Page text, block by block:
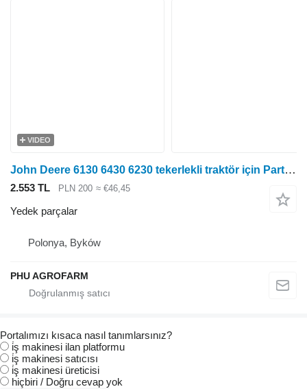
VIDEO
John Deere 6130 6430 6230 tekerlekli traktör için Parts, ersatzteile, pieces John Deere 6130 6430 6230 parçalar, yedek parçalar, parçalar
2.553 TL PLN 200 ≈ €46,45
Yedek parçalar
Polonya, Byków
PHU AGROFARM
Portalımızı kısaca nasıl tanımlarsınız?
i̇ş makinesi ilan platformu
i̇ş makinesi satıcısı
i̇ş makinesi üreticisi
hiçbiri / Doğru cevap yok